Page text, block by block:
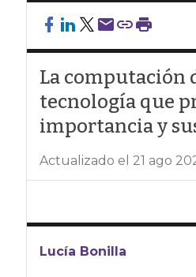
La computación
tecnología que
importancia y
Actualizado el 21 ago
Lucía Bonilla